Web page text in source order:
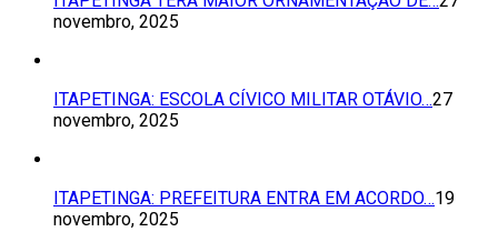
novembro, 2025
ITAPETINGA: ESCOLA CÍVICO MILITAR OTÁVIO…27
novembro, 2025
ITAPETINGA: PREFEITURA ENTRA EM ACORDO…19
novembro, 2025